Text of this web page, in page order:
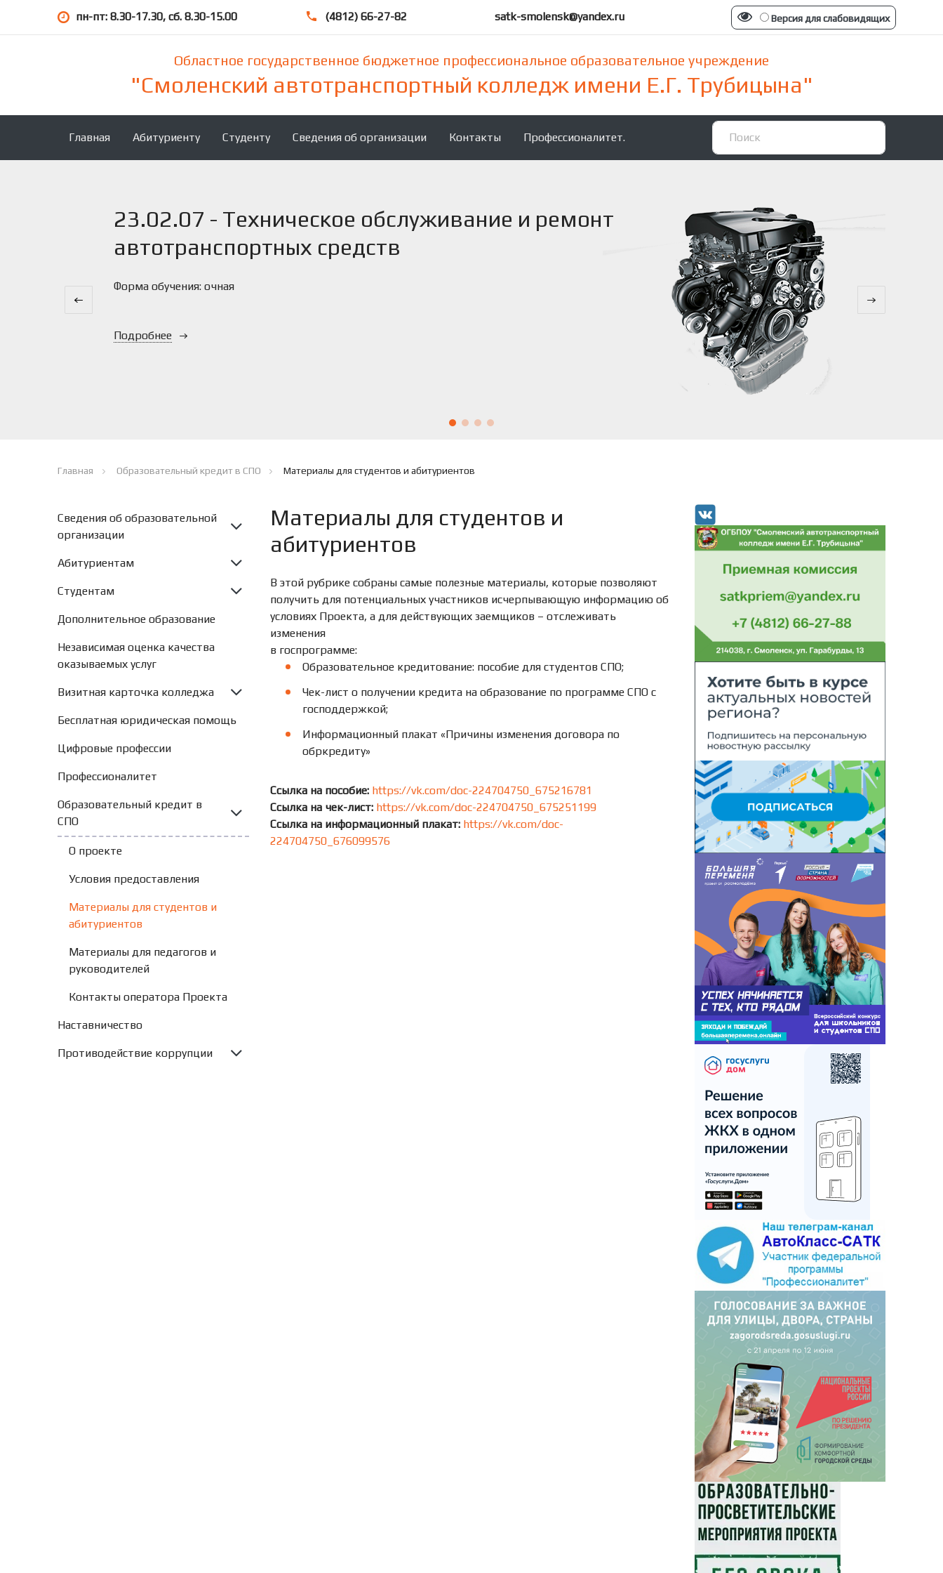
пн-пт: 8.30-17.30, сб. 8.30-15.00 (4812) 66-27-82 satk-smolensk@yandex.ru Версия для слабовидящих
Областное государственное бюджетное профессиональное образовательное учреждение
"Смоленский автотранспортный колледж имени Е.Г. Трубицына"
Главная Абитуриенту Студенту Сведения об организации Контакты Профессионалитет.
23.02.07 - Техническое обслуживание и ремонт
автотранспортных средств
Форма обучения: очная
Подробнее
Главная Образовательный кредит в СПО Материалы для студентов и абитуриентов
Сведения об образовательной
организации
Абитуриентам
Студентам
Дополнительное образование
Независимая оценка качества
оказываемых услуг
Визитная карточка колледжа
Бесплатная юридическая помощь
Цифровые профессии
Профессионалитет
Образовательный кредит в
СПО
О проекте
Условия предоставления
Материалы для студентов и
абитуриентов
Материалы для педагогов и
руководителей
Контакты оператора Проекта
Наставничество
Противодействие коррупции
Материалы для студентов и
абитуриентов
В этой рубрике собраны самые полезные материалы, которые позволяют
получить для потенциальных участников исчерпывающую информацию об
условиях Проекта, а для действующих заемщиков – отслеживать
изменения
в госпрограмме:
Образовательное кредитование: пособие для студентов СПО;
Чек-лист о получении кредита на образование по программе СПО с
господдержкой;
Информационный плакат «Причины изменения договора по
обркредиту»
Ссылка на пособие: https://vk.com/doc-224704750_675216781
Ссылка на чек-лист: https://vk.com/doc-224704750_675251199
Ссылка на информационный плакат: https://vk.com/doc-
224704750_676099576